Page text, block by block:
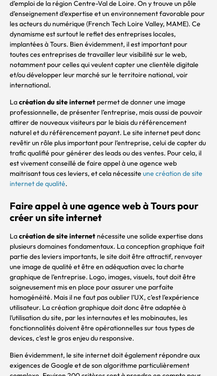
d’emploi de la région Centre-Val de Loire. On y trouve un pôle
d’enseignement d’expertise et un environnement favorable pour
les acteurs du numérique (French Tech Loire Valley, MAME). Ce
dynamisme est surtout le reflet des entreprises locales,
implantées à Tours. Bien évidemment, il est important pour
toutes ces entreprises de travailler leur visibilité sur le web,
notamment pour celles qui veulent capter une clientèle digitale
et/ou développer leur marché sur le territoire national, voir
international.
Lacréation du site internet permet de donner une image
professionnelle, de présenter l’entreprise, mais aussi de pouvoir
attirer de nouveaux visiteurs par le biais du référencement
naturel et du référencement payant. Le site internet peut donc
revêtir un rôle plus important pour l’entreprise, celui de capter du
trafic qualifié pour générer des leads ou des ventes. Pour cela, il
est vivement conseillé de faire appel à une agence web
maitrisant tous ces leviers, et cela nécessite une création de site
internet de qualité.
Faire appel à une agence web à Tours pour
créer un site internet
Lacréation de site internet nécessite une solide expertise dans
plusieurs domaines fondamentaux. La conception graphique fait
partie des leviers importants, le site doit être attractif, renvoyer
une image de qualité et être en adéquation avec la charte
graphique de l’entreprise. Logo, images, visuels, tout doit être
soigneusement mis en place pour assurer une parfaite
homogénéité. Mais il ne faut pas oublier l’UX, c’est l’expérience
utilisateur. La création graphique doit donc être adaptée à
l’utilisation du site, par les internautes et les mobinautes, les
fonctionnalités doivent être opérationnelles sur tous types de
devices, c’est le gros enjeu du responsive.
Bien évidemment, le site internet doit également répondre aux
exigences de Google et de son algorithme particulièrement